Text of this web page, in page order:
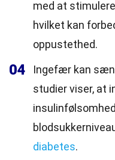
med at
hvilket kan
oppustethed.
04
Ingefær kan
studier viser, at
diabetes.